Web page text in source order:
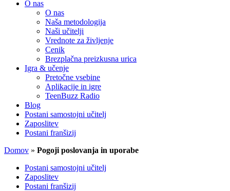
O nas
O nas
Naša metodologija​
Naši učitelji
Vrednote za življenje
Cenik
Brezplačna preizkusna urica
Igra & učenje
Pretočne vsebine
Aplikacije in igre
TeenBuzz Radio
Blog
Postani samostojni učitelj
Zaposlitev
Postani franšizij
Domov » Pogoji poslovanja in uporabe
Postani samostojni učitelj
Zaposlitev
Postani franšizij